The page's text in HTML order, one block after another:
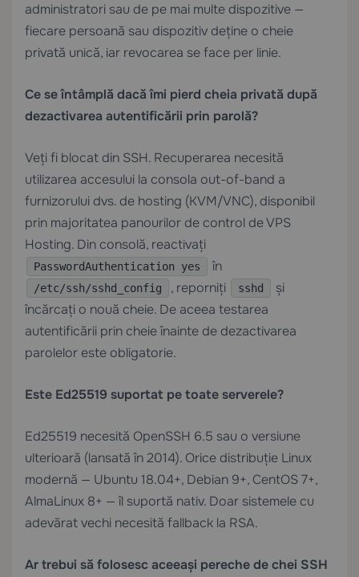
administratori sau de pe mai multe dispozitive —
fiecare persoană sau dispozitiv deține o cheie
privată unică, iar revocarea se face per linie.
Ce se întâmplă dacă îmi pierd cheia privată după
dezactivarea autentificării prin parolă?
Veți fi blocat din SSH. Recuperarea necesită
utilizarea accesului la consola out-of-band a
furnizorului dvs. de hosting (KVM/VNC), disponibil
prin majoritatea panourilor de control deVPS
Hosting. Din consolă, reactivați
PasswordAuthentication yes în
/etc/ssh/sshd_config , reporniți sshd
și
încărcați o nouă cheie. De aceea testarea
autentificării prin cheie înainte de dezactivarea
parolelor este obligatorie.
Este Ed25519 suportat pe toate serverele?
Ed25519 necesită OpenSSH 6.5 sau o versiune
ulterioară (lansată în 2014). Orice distribuție Linux
modernă — Ubuntu 18.04+, Debian 9+, CentOS 7+,
AlmaLinux 8+ — îl suportă nativ. Doar sistemele cu
adevărat vechi necesită fallback la RSA.
Ar trebui să folosesc aceeași pereche de chei SSH